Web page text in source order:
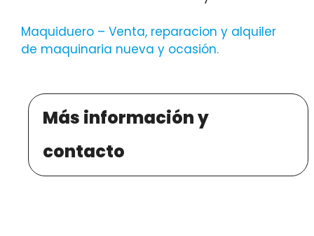
Maquiduero – Venta, reparacion y alquiler
de maquinaria nueva y ocasión.
Más información y
contacto